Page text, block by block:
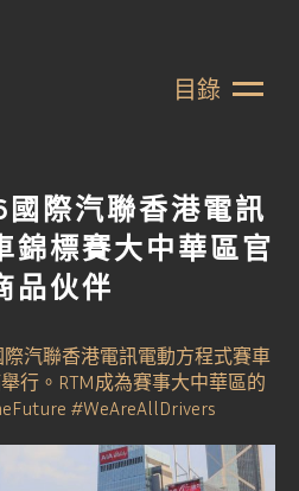
目錄
際汽聯香港電訊
錦標賽大中華區官
品伙伴
汽聯香港電訊電動方程式賽車
行。RTM成為賽事大中華區的
#WeAreAllDrivers